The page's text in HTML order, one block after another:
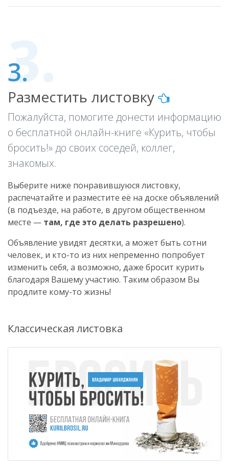
3.
Разместить листовку
Пожалуйста, помогите донести информацию
о бесплатной онлайн-книге «Курить, чтобы
бросить!» до своих соседей, коллег,
знакомых.
Выберите ниже понравившуюся листовку,
распечатайте и разместите её на доске объявлений
(в подъезде, на работе, в другом общественном
месте — там, где это делать разрешено).
Объявление увидят десятки, а может быть сотни
человек, и кто-то из них непременно попробует
изменить себя, а возможно, даже бросит курить
благодаря Вашему участию. Таким образом Вы
продлите кому-то жизнь!
Классическая листовка